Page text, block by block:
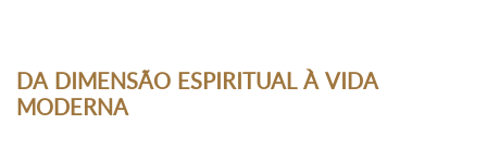
DA DIMENSÃO ESPIRITUAL À VIDA
MODERNA